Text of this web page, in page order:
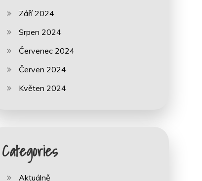
Září 2024
Srpen 2024
Červenec 2024
Červen 2024
Květen 2024
Categories
Aktuálně